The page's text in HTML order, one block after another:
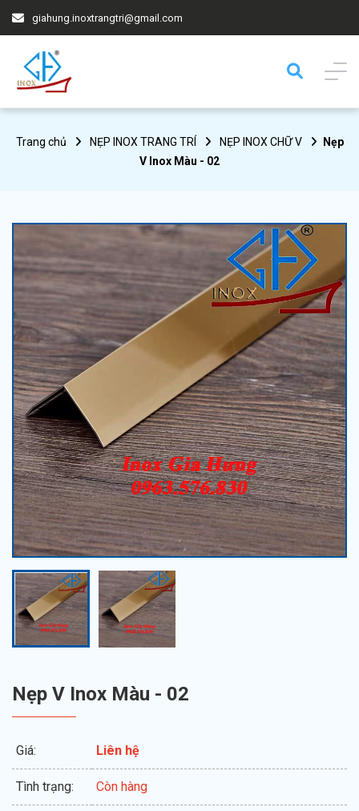
giahung.inoxtrangtri@gmail.com
Trang chủ NẸP INOX TRANG TRÍ NẸP INOX CHỮ V
Nẹp
V Inox Màu - 02
Nẹp V Inox Màu - 02
Giá: Liên hệ
Tình trạng: Còn hàng